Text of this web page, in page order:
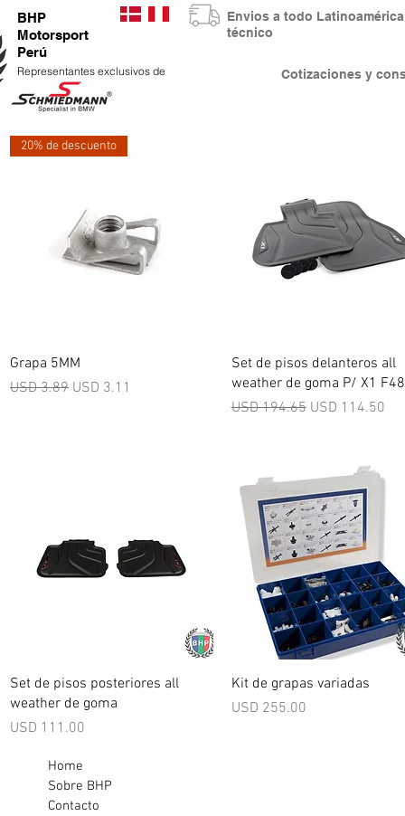
BHP
Motorsport
Perú
Representantes exclusivos de Cotizaciones y
Envios a todo
técnico
20% de descuento
Grapa 5MM
Precio
USD 3.89 Precio de oferta
USD 3.11
Vista rápida
Set de pisos delanteros all
weather de goma P/ X1 F48
Precio
USD 194.65 Precio de
USD 114.50
Vista rápida
Set de pisos posteriores all
weather de goma
Precio
USD 111.00
Vista rápida
Kit de grapas variadas
Precio
USD 255.00
Home
Sobre BHP
Contacto